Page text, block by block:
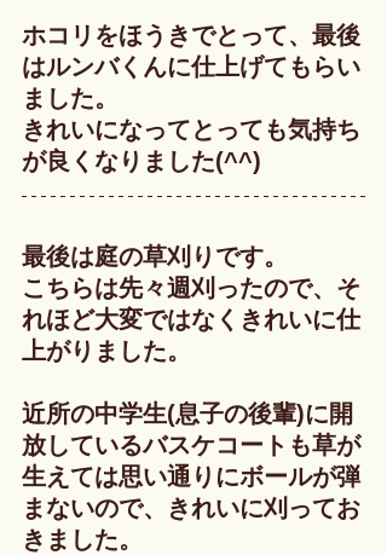
ホコリをほうきでとって、最後
はルンバくんに仕上げてもらい
ました。
きれいになってとっても気持ち
が良くなりました(^^)
最後は庭の草刈りです。
こちらは先々週刈ったので、そ
れほど大変ではなくきれいに仕
上がりました。
近所の中学生(息子の後輩)に開
放しているバスケコートも草が
生えては思い通りにボールが弾
まないので、きれいに刈ってお
きました。